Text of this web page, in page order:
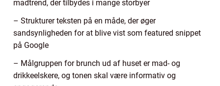
madtrend, der tilbydes i mange storbyer
– Strukturer teksten på en måde, der øger
sandsynligheden for at blive vist som featured snippet
på Google
– Målgruppen for brunch ud af huset er mad- og
drikkeelskere, og tonen skal være informativ og